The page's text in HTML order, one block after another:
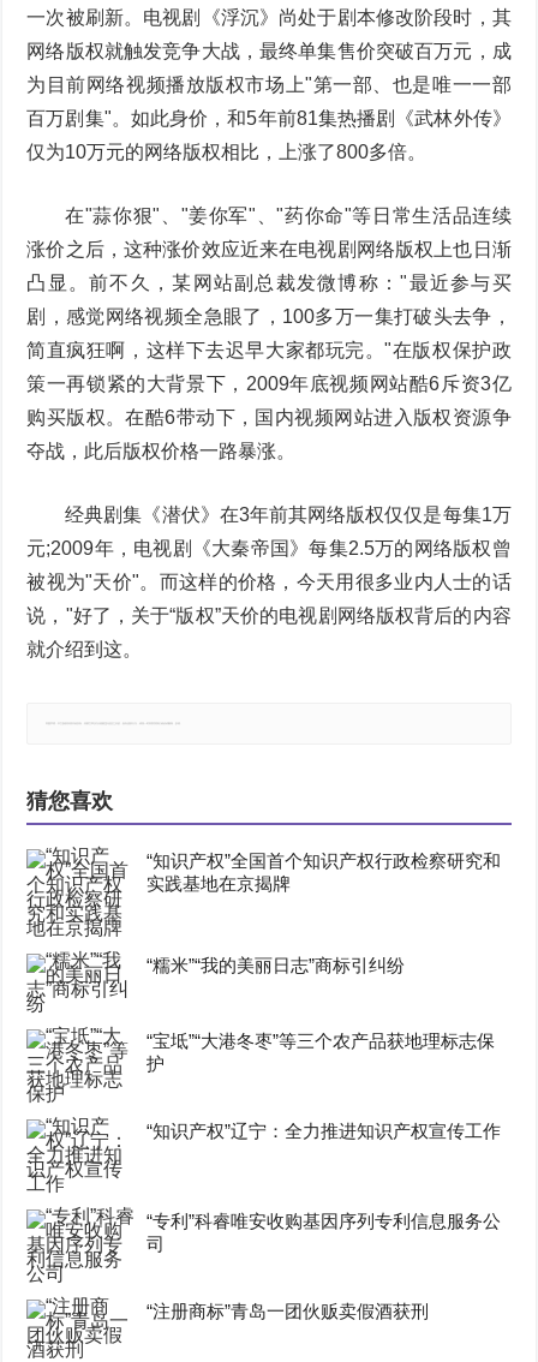
一次被刷新。电视剧《浮沉》尚处于剧本修改阶段时，其
网络版权就触发竞争大战，最终单集售价突破百万元，成
为目前网络视频播放版权市场上"第一部、也是唯一一部
百万剧集"。如此身价，和5年前81集热播剧《武林外传》
仅为10万元的网络版权相比，上涨了800多倍。
在"蒜你狠"、"姜你军"、"药你命"等日常生活品连续
涨价之后，这种涨价效应近来在电视剧网络版权上也日渐
凸显。前不久，某网站副总裁发微博称："最近参与买
剧，感觉网络视频全急眼了，100多万一集打破头去争，
简直疯狂啊，这样下去迟早大家都玩完。"在版权保护政
策一再锁紧的大背景下，2009年底视频网站酷6斥资3亿
购买版权。在酷6带动下，国内视频网站进入版权资源争
夺战，此后版权价格一路暴涨。
经典剧集《潜伏》在3年前其网络版权仅仅是每集1万
元;2009年，电视剧《大秦帝国》每集2.5万的网络版权曾
被视为"天价"。而这样的价格，今天用很多业内人士的话
说，"好了，关于“版权”天价的电视剧网络版权背后的内容
就介绍到这。
猜您喜欢
“知识产权”全国首个知识产权行政检察研究和
实践基地在京揭牌
“糯米”“我的美丽日志”商标引纠纷
“宝坻”“大港冬枣”等三个农产品获地理标志保
护
“知识产权”辽宁：全力推进知识产权宣传工作
“专利”科睿唯安收购基因序列专利信息服务公
司
“注册商标”青岛一团伙贩卖假酒获刑